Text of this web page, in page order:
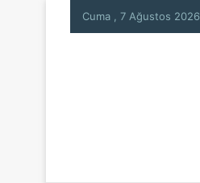
Cuma , 7 Ağustos 2026